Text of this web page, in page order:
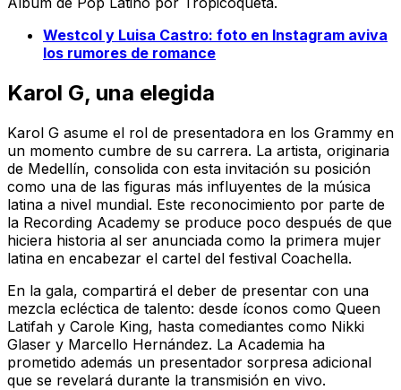
Westcol y Luisa Castro: foto en Instagram aviva
los rumores de romance
Karol G, una elegida
Karol G asume el rol de presentadora en los Grammy en
un momento cumbre de su carrera. La artista, originaria
de Medellín, consolida con esta invitación su posición
como una de las figuras más influyentes de la música
latina a nivel mundial. Este reconocimiento por parte de
la Recording Academy se produce poco después de que
hiciera historia al ser anunciada como la primera mujer
latina en encabezar el cartel del festival Coachella.
En la gala, compartirá el deber de presentar con una
mezcla ecléctica de talento: desde íconos como Queen
Latifah y Carole King, hasta comediantes como Nikki
Glaser y Marcello Hernández. La Academia ha
prometido además un presentador sorpresa adicional
que se revelará durante la transmisión en vivo.